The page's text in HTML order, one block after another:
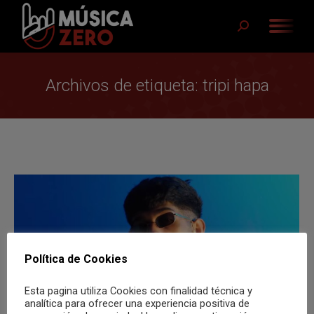
Buscar:
Archivos de etiqueta: tripi hapa
Política de Cookies
Esta pagina utiliza Cookies con finalidad técnica y
analítica para ofrecer una experiencia positiva de